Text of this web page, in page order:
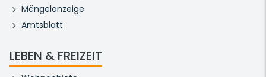
Mängelanzeige
Amtsblatt
LEBEN & FREIZEIT